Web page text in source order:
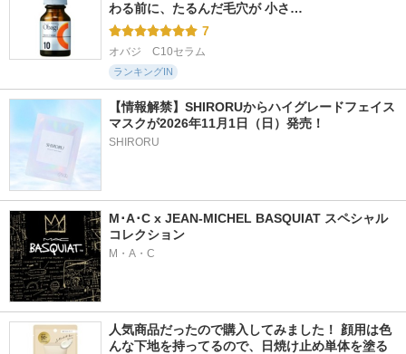
わる前に、たるんだ毛穴が 小さ…
7
オバジ　C10セラム
ランキングIN
【情報解禁】SHIRORUからハイグレードフェイス
マスクが2026年11月1日（日）発売！
SHIRORU
M･A･C x JEAN-MICHEL BASQUIAT スペシャル
コレクション
M・A・C
人気商品だったので購入してみました！ 顔用は色
んな下地を持ってるので、日焼け止め単体を塗る